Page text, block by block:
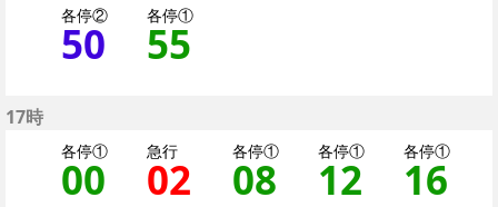
各停②
50 50分はつ 各停（二
各停①
55
17時
各停①
00 0分はつ 各停（二子
急行
02 2分はつ 急行大
各停①
08 8分はつ
各停①
12 12分
各停①
16